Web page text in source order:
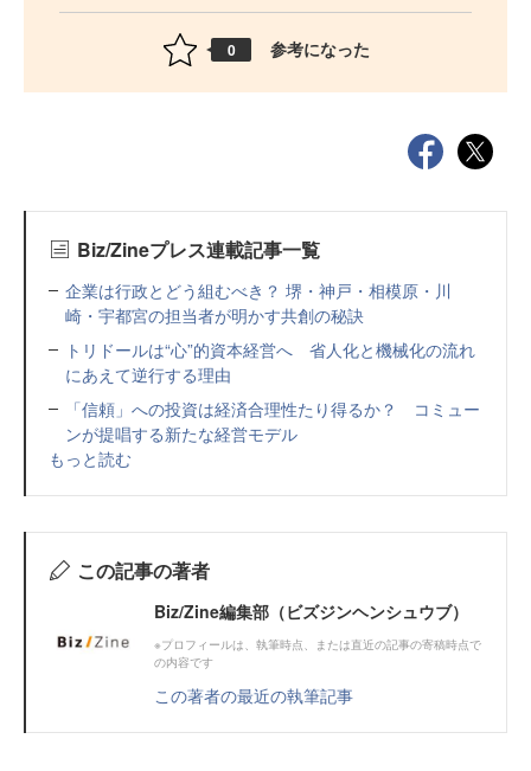
0 参考になった
Biz/Zineプレス連載記事一覧
企業は行政とどう組むべき？ 堺・神戸・相模原・川
崎・宇都宮の担当者が明かす共創の秘訣
トリドールは“心”的資本経営へ 省人化と機械化の流れ
にあえて逆行する理由
「信頼」への投資は経済合理性たり得るか？ コミュー
ンが提唱する新たな経営モデル
もっと読む
この記事の著者
Biz/Zine編集部（ビズジンヘンシュウブ）
※プロフィールは、執筆時点、または直近の記事の寄稿時点で
の内容です
この著者の最近の執筆記事